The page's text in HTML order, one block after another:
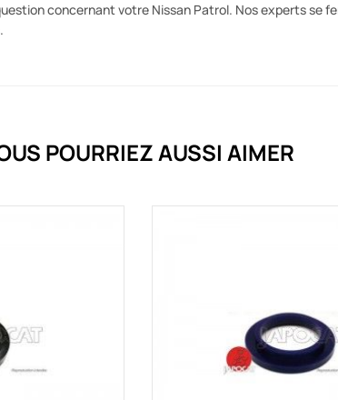
concernant votre Nissan Patrol. Nos experts se
POURRIEZ AUSSI AIMER